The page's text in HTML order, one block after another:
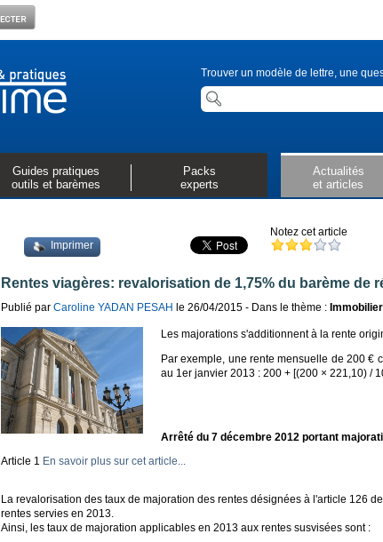
Trouver un modèle de lettre, une
Guides pratiques
outils et barèmes
Packs
experts
Actualités
et articles
Imprimer
Notez cet article
Rentes viagères: revalorisation de 1,75% du barème de
Publié par Caroline YADAN PESAH le 26/04/2015 - Dans le thème :
Les majorations s'additionnent à la rente
Par exemple, une rente mensuelle de 200 €
au 1er janvier 2013 : 200 + [(200 × 221,10) /
Arrêté du 7 décembre 2012 portant
Article 1 En savoir plus sur cet article...
La revalorisation des taux de majoration des rentes désignées à l'article 126
rentes servies en 2013.
Ainsi, les taux de majoration applicables en 2013 aux rentes susvisées sont :